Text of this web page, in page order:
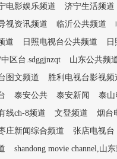
电影娱乐频道
济宁生活频道
视资讯频道 临沂公共频道
道 日照电视台公共频道
区台.sdggjnzqt
山东公共频
图文频道
胜利电视台影视频
泰安公共 泰安新闻
泰山
线ch-8频道 文登频道
烟台
庄新闻综合频道
张店电视台
shandong movie channel,山